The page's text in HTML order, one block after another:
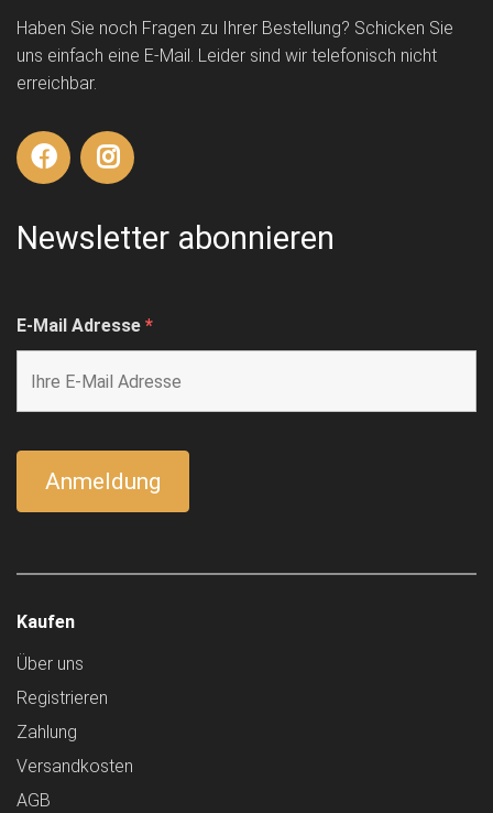
Haben Sie noch Fragen zu Ihrer Bestellung? Schicken Sie
uns einfach eine E-Mail. Leider sind wir telefonisch nicht
erreichbar.
Newsletter abonnieren
E-Mail Adresse *
Kaufen
Über uns
Registrieren
Zahlung
Versandkosten
AGB